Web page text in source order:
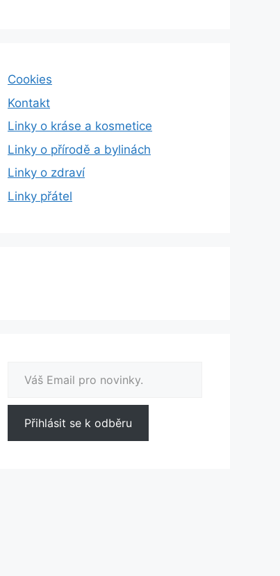
Cookies
Kontakt
Linky o kráse a kosmetice
Linky o přírodě a bylinách
Linky o zdraví
Linky přátel
Přihlásit se k odběru